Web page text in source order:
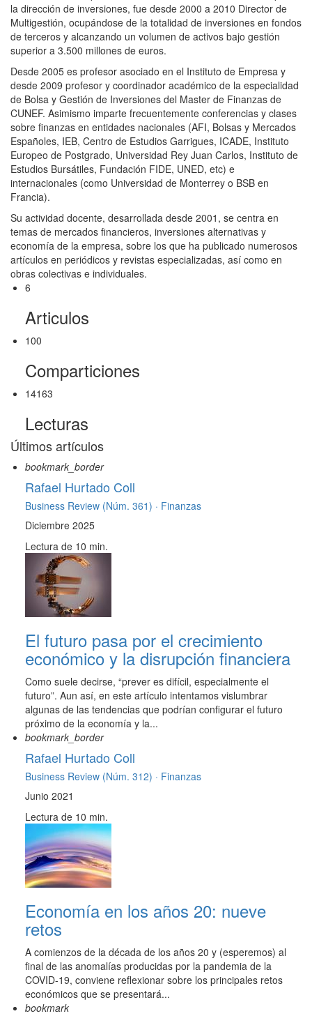
la dirección de inversiones, fue desde 2000 a 2010 Director de
Multigestión, ocupándose de la totalidad de inversiones en fondos
de terceros y alcanzando un volumen de activos bajo gestión
superior a 3.500 millones de euros.
Desde 2005 es profesor asociado en el Instituto de Empresa y
desde 2009 profesor y coordinador académico de la especialidad
de Bolsa y Gestión de Inversiones del Master de Finanzas de
CUNEF. Asimismo imparte frecuentemente conferencias y clases
sobre finanzas en entidades nacionales (AFI, Bolsas y Mercados
Españoles, IEB, Centro de Estudios Garrigues, ICADE, Instituto
Europeo de Postgrado, Universidad Rey Juan Carlos, Instituto de
Estudios Bursátiles, Fundación FIDE, UNED, etc) e
internacionales (como Universidad de Monterrey o BSB en
Francia).
Su actividad docente, desarrollada desde 2001, se centra en
temas de mercados financieros, inversiones alternativas y
economía de la empresa, sobre los que ha publicado numerosos
artículos en periódicos y revistas especializadas, así como en
obras colectivas e individuales.
6
Articulos
100
Comparticiones
14163
Lecturas
Últimos artículos
bookmark_border
Rafael Hurtado Coll
Business Review (Núm. 361) · Finanzas
Diciembre 2025
Lectura de 10 min.
El futuro pasa por el crecimiento
económico y la disrupción financiera
Como suele decirse, “prever es difícil, especialmente el
futuro”. Aun así, en este artículo intentamos vislumbrar
algunas de las tendencias que podrían configurar el futuro
próximo de la economía y la...
bookmark_border
Rafael Hurtado Coll
Business Review (Núm. 312) · Finanzas
Junio 2021
Lectura de 10 min.
Economía en los años 20: nueve
retos
A comienzos de la década de los años 20 y (esperemos) al
final de las anomalías producidas por la pandemia de la
COVID-19, conviene reflexionar sobre los principales retos
económicos que se presentará...
bookmark